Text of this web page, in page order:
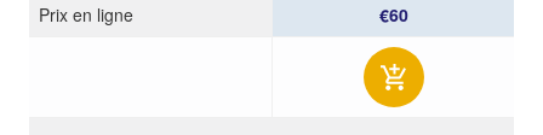
Prix ​​en ligne
€60